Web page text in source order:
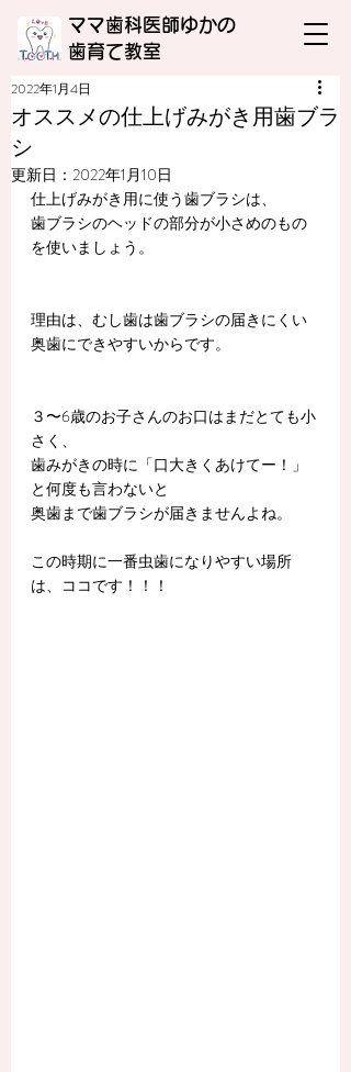
ママ歯科医師ゆかの
​歯育て教室
オススメの仕上げみがき用歯ブラ
シ
2022年1月4日
更新日： 2022年1月10日
仕上げみがき用に使う歯ブラシは、
歯ブラシのヘッドの部分が小さめのもの
を使いましょう。
理由は、むし歯は歯ブラシの届きにくい
奥歯にできやすいからです。
３〜6歳のお子さんのお口はまだとても小
さく、
歯みがきの時に「口大きくあけてー！」
と何度も言わないと
奥歯まで歯ブラシが届きませんよね。
​この時期に一番虫歯になりやすい場所
は、ココです！！！